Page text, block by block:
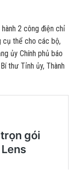
2 công điện chỉ
cụ thể cho các bộ,
ủy Chính phủ báo
thư Tỉnh ủy, Thành